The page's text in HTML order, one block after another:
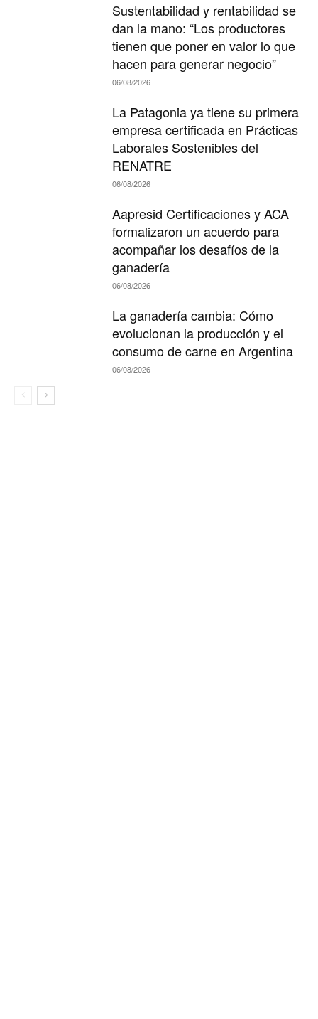
Sustentabilidad y rentabilidad se
dan la mano: “Los productores
tienen que poner en valor lo que
hacen para generar negocio”
06/08/2026
La Patagonia ya tiene su primera
empresa certificada en Prácticas
Laborales Sostenibles del
RENATRE
06/08/2026
Aapresid Certificaciones y ACA
formalizaron un acuerdo para
acompañar los desafíos de la
ganadería
06/08/2026
La ganadería cambia: Cómo
evolucionan la producción y el
consumo de carne en Argentina
06/08/2026